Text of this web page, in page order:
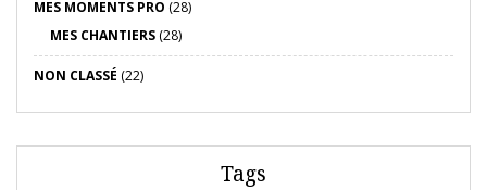
MES MOMENTS PRO (28)
MES CHANTIERS (28)
NON CLASSÉ (22)
Tags